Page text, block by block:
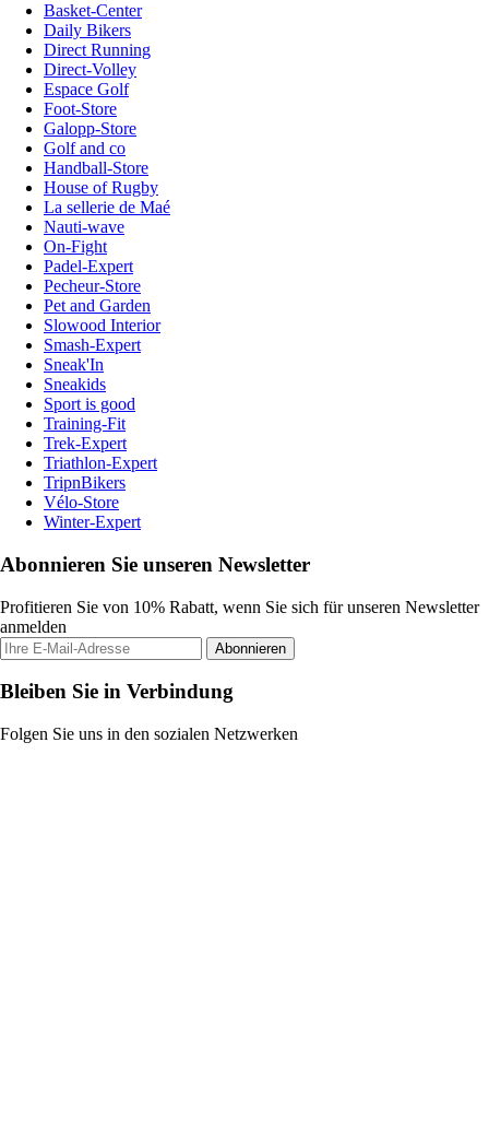
Basket-Center
Daily Bikers
Direct Running
Direct-Volley
Espace Golf
Foot-Store
Galopp-Store
Golf and co
Handball-Store
House of Rugby
La sellerie de Maé
Nauti-wave
On-Fight
Padel-Expert
Pecheur-Store
Pet and Garden
Slowood Interior
Smash-Expert
Sneak'In
Sneakids
Sport is good
Training-Fit
Trek-Expert
Triathlon-Expert
TripnBikers
Vélo-Store
Winter-Expert
Abonnieren Sie unseren Newsletter
Profitieren Sie von 10% Rabatt, wenn Sie sich für unseren Newsletter
anmelden
Abonnieren
Bleiben Sie in Verbindung
Folgen Sie uns in den sozialen Netzwerken